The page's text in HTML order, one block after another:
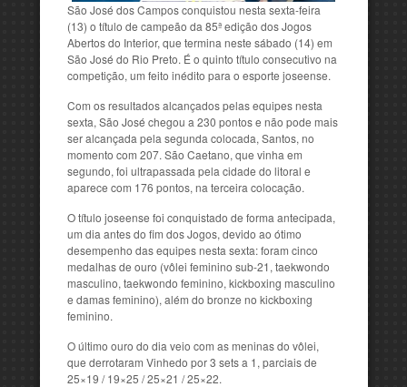
São José dos Campos conquistou nesta sexta-feira
(13) o título de campeão da 85ª edição dos Jogos
Abertos do Interior, que termina neste sábado (14) em
São José do Rio Preto. É o quinto título consecutivo na
competição, um feito inédito para o esporte joseense.
Com os resultados alcançados pelas equipes nesta
sexta, São José chegou a 230 pontos e não pode mais
ser alcançada pela segunda colocada, Santos, no
momento com 207. São Caetano, que vinha em
segundo, foi ultrapassada pela cidade do litoral e
aparece com 176 pontos, na terceira colocação.
O título joseense foi conquistado de forma antecipada,
um dia antes do fim dos Jogos, devido ao ótimo
desempenho das equipes nesta sexta: foram cinco
medalhas de ouro (vôlei feminino sub-21, taekwondo
masculino, taekwondo feminino, kickboxing masculino
e damas feminino), além do bronze no kickboxing
feminino.
O último ouro do dia veio com as meninas do vôlei,
que derrotaram Vinhedo por 3 sets a 1, parciais de
25×19 / 19×25 / 25×21 / 25×22.